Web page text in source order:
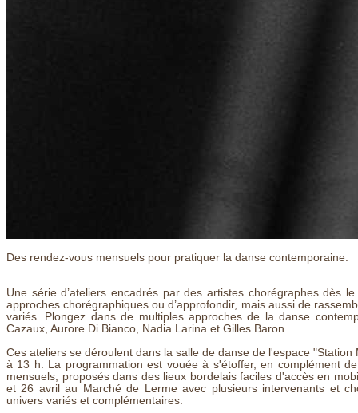
Des rendez-vous mensuels pour pratiquer la danse contemporaine.
Une série d’ateliers encadrés par des artistes chorégraphes dès
approches chorégraphiques ou d’approfondir, mais aussi de
variés. Plongez dans de multiples approches de la danse
Cazaux, Aurore Di Bianco, Nadia Larina et Gilles Baron.
Ces ateliers se déroulent dans la salle de danse de l'espace
à 13 h. La programmation est vouée à s'étoffer, en complément
mensuels, proposés dans des lieux bordelais faciles d'accès en
et 26 avril au Marché de Lerme avec plusieurs intervenants et
univers variés et complémentaires.